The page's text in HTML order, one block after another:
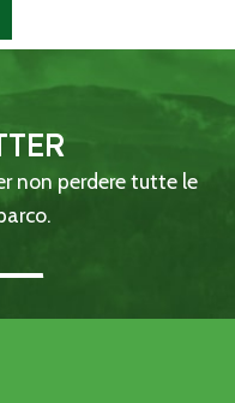
non perdere tutte le